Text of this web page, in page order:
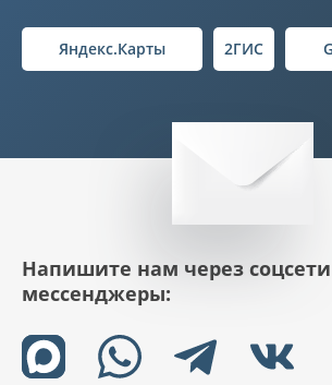
Яндекс.Карты 2ГИС
Напишите нам через
мессенджеры: